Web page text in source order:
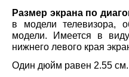
Размер экрана по
в модели телевизора,
модели. Имеется в
нижнего левого края
Один дюйм равен 2.55